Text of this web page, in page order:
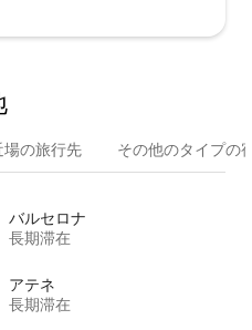
場の旅行先 その他のタ⁠イ⁠プ⁠の
バルセロナ
長期滞在
アテネ
長期滞在